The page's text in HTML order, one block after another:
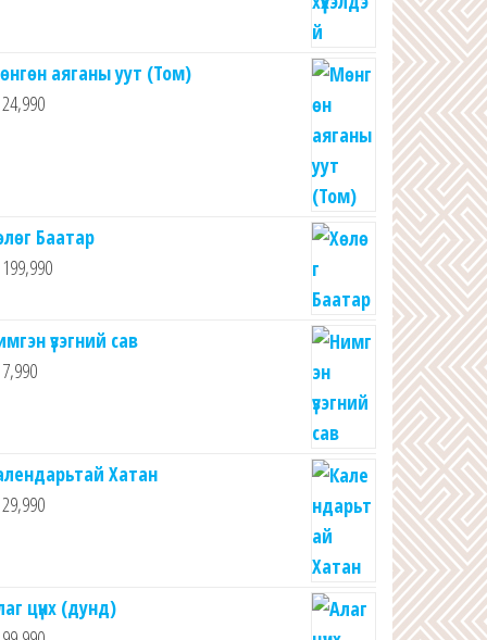
аяганы уут (Том)
24,990
Баатар
199,990
үзэгний сав
7,990
Хатан
29,990
цүнх (дунд)